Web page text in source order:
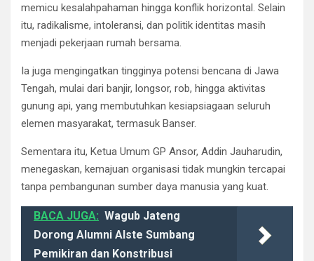
memicu kesalahpahaman hingga konflik horizontal. Selain
itu, radikalisme, intoleransi, dan politik identitas masih
menjadi pekerjaan rumah bersama.
Ia juga mengingatkan tingginya potensi bencana di Jawa
Tengah, mulai dari banjir, longsor, rob, hingga aktivitas
gunung api, yang membutuhkan kesiapsiagaan seluruh
elemen masyarakat, termasuk Banser.
Sementara itu, Ketua Umum GP Ansor, Addin Jauharudin,
menegaskan, kemajuan organisasi tidak mungkin tercapai
tanpa pembangunan sumber daya manusia yang kuat.
BACA JUGA: Wagub Jateng
Dorong Alumni Alste Sumbang
Pemikiran dan Konstribusi